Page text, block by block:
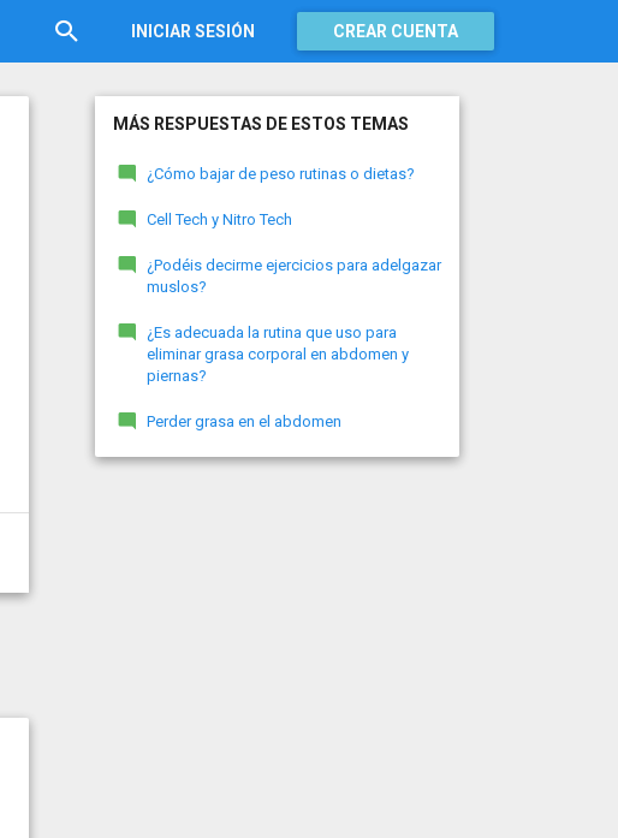
INICIAR SESIÓN CREAR CUENTA
MÁS RESPUESTAS DE ESTOS TEMAS
¿Cómo bajar de peso rutinas o dietas?
Cell Tech y Nitro Tech
¿Podéis decirme ejercicios para adelgazar
muslos?
¿Es adecuada la rutina que uso para
eliminar grasa corporal en abdomen y
piernas?
Perder grasa en el abdomen